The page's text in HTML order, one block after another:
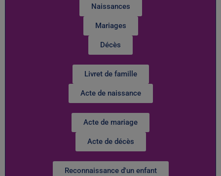
Naissances
Mariages
Décès
Livret de famille
Acte de naissance
Acte de mariage
Acte de décès
Reconnaissance d'un enfant